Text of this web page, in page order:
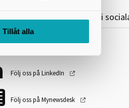
Tillåt alla
Kommunalförbund i
Följ oss på LinkedIn
Följ oss på Mynewsdesk